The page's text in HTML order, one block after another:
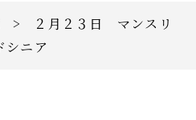
> ２月２３日 マンスリ
ニア